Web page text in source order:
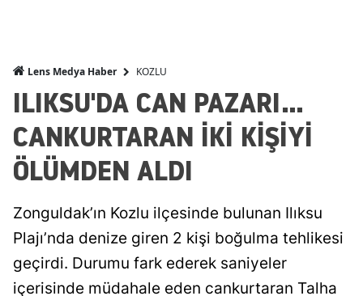
Lens Medya Haber KOZLU
ILIKSU'DA CAN PAZARI...
CANKURTARAN İKİ KİŞİYİ
ÖLÜMDEN ALDI
Zonguldak’ın Kozlu ilçesinde bulunan Ilıksu
Plajı’nda denize giren 2 kişi boğulma tehlikesi
geçirdi. Durumu fark ederek saniyeler
içerisinde müdahale eden cankurtaran Talha